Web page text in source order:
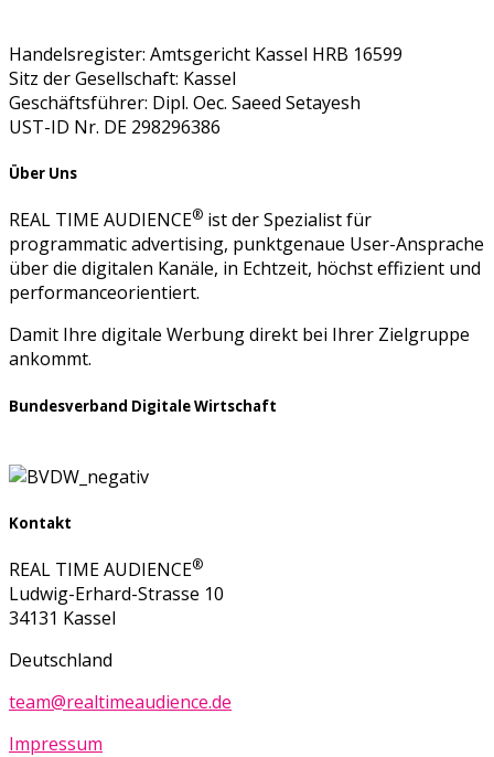
Handelsregister: Amtsgericht Kassel HRB 16599
Sitz der Gesellschaft: Kassel
Geschäftsführer: Dipl. Oec. Saeed Setayesh
UST-ID Nr. DE 298296386
Über Uns
REAL TIME AUDIENCE® ist der Spezialist für
programmatic advertising, punktgenaue User-Ansprache
über die digitalen Kanäle, in Echtzeit, höchst effizient und
performanceorientiert.
Damit Ihre digitale Werbung direkt bei Ihrer Zielgruppe
ankommt.
Bundesverband Digitale Wirtschaft
Kontakt
REAL TIME AUDIENCE®
Ludwig-Erhard-Strasse 10
34131 Kassel
Deutschland
team@realtimeaudience.de
Impressum